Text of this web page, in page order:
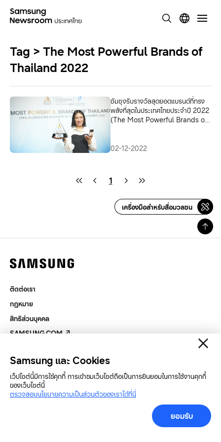
Tag > The Most Powerful Brands of
Thailand 2022
ซัมซุงรับรางวัลสุดยอดแบรนด์ที่ทรง
พลังที่สุดในประเทศไทยประจำปี 2022
(The Most Powerful Brands of
02-12-2022
1
เครื่องมือสำหรับสื่อมวลชน
ติดต่อเรา
กฎหมาย
สิทธิส่วนบุคคล
SAMSUNG.COM
Copyright© SAMSUNG All Rights Reserved.
Samsung และ Cookies
เว็ปไซต์นี้มีการใช้คุกกี้ การเข้าชมเว็บไซต์ถือเป็นการยินยอมในการใช้งานคุกกี้
ของเว็บไซต์นี้
ตรวจสอบนโยบายความเป็นส่วนตัวของเราได้ที่นี่
ยอมรับ